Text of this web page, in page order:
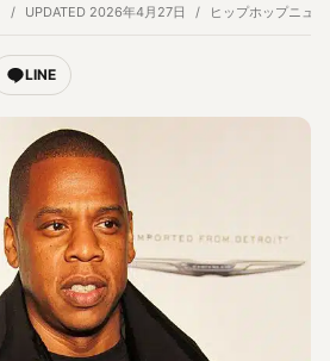
UPDATED 2026年4月27日 ヒップホップニュ
LINE